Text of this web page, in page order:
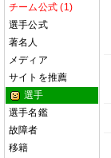
チーム公式 (1)
選手公式
著名人
メディア
サイトを推薦
選手
選手名鑑
故障者
移籍